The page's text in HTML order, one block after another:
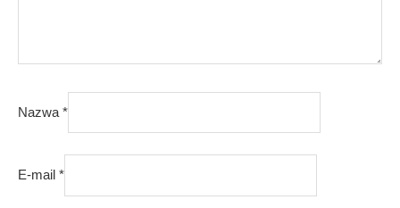
Nazwa *
E-mail *